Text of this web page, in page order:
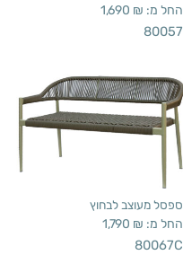
החל מ: 1,690 ₪
80057
ספסל מעוצב לבחוץ
החל מ: 1,790 ₪
80067C